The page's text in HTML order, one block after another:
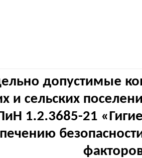
допустимые
и сельских
1.2.3685-21